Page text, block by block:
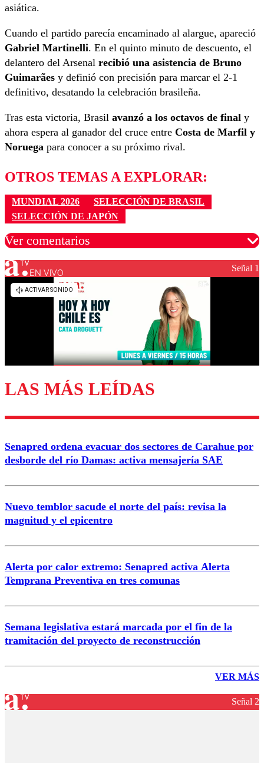
asiática.
Cuando el partido parecía encaminado al alargue, apareció
Gabriel Martinelli. En el quinto minuto de descuento, el
delantero del Arsenal recibió una asistencia de Bruno
Guimarães y definió con precisión para marcar el 2-1
definitivo, desatando la celebración brasileña.
Tras esta victoria, Brasil avanzó a los octavos de final y
ahora espera al ganador del cruce entre Costa de Marfil y
Noruega para conocer a su próximo rival.
OTROS TEMAS A EXPLORAR:
MUNDIAL 2026
SELECCIÓN DE BRASIL
SELECCIÓN DE JAPÓN
Ver comentarios
Los comentarios son moderados para garantizar un
diálogo respetuoso.
Enviar comentario
EN VIVO Señal 1
LAS MÁS LEÍDAS
Senapred ordena evacuar dos sectores de Carahue por
desborde del río Damas: activa mensajería SAE
Nuevo temblor sacude el norte del país: revisa la
magnitud y el epicentro
Alerta por calor extremo: Senapred activa Alerta
Temprana Preventiva en tres comunas
Semana legislativa estará marcada por el fin de la
tramitación del proyecto de reconstrucción
VER MÁS
Señal 2